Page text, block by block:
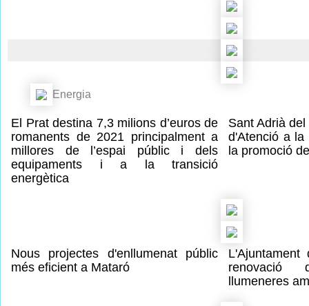
Energia
El Prat destina 7,3 milions d’euros de
romanents de 2021 principalment a
millores de l’espai públic i dels
equipaments i a la transició
energètica
Sant Adrià
d'Atenció a la
la promoció
Nous projectes d'enllumenat públic
més eficient a Mataró
renovació
llumeneres